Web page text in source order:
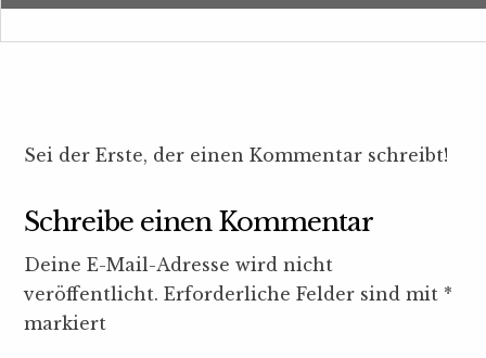
Sei der Erste, der einen Kommentar schreibt!
Schreibe einen Kommentar
Deine E-Mail-Adresse wird nicht
veröffentlicht. Erforderliche Felder sind mit *
markiert